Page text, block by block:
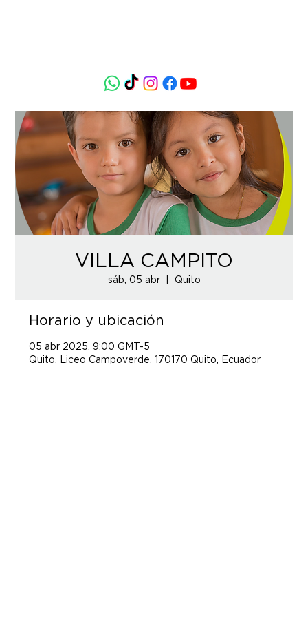
VILLA CAMPITO
sáb, 05 abr
  |
Quito
Horario y ubicación
05 abr 2025, 9:00 GMT-5
Quito, Liceo Campoverde, 170170 Quito, Ecuador